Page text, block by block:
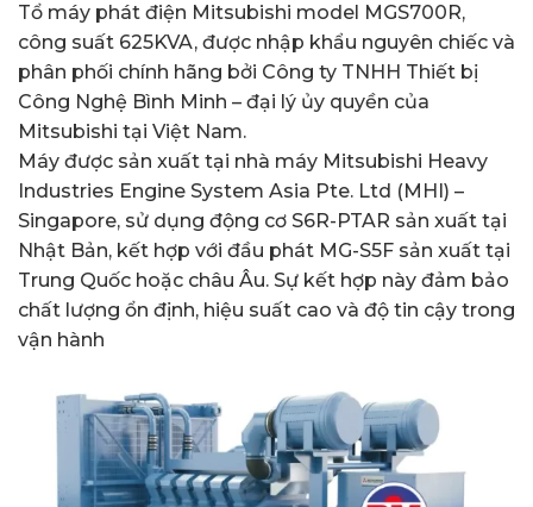
Tổ máy phát điện Mitsubishi model MGS700R,
công suất 625KVA, được nhập khẩu nguyên chiếc và
phân phối chính hãng bởi Công ty TNHH Thiết bị
Công Nghệ Bình Minh – đại lý ủy quyền của
Mitsubishi tại Việt Nam.
Máy được sản xuất tại nhà máy Mitsubishi Heavy
Industries Engine System Asia Pte. Ltd (MHI) –
Singapore, sử dụng động cơ S6R-PTAR sản xuất tại
Nhật Bản, kết hợp với đầu phát MG-S5F sản xuất tại
Trung Quốc hoặc châu Âu. Sự kết hợp này đảm bảo
chất lượng ổn định, hiệu suất cao và độ tin cậy trong
vận hành